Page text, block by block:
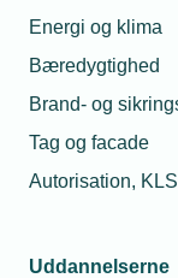
Energi og klima
Bæredygtighed
Brand- og
Tag og facade
Autorisation,
Uddannelserne